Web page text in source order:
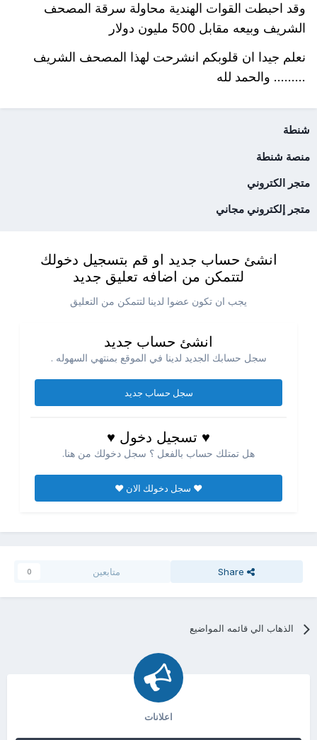
وقد احبطت القوات الهندية محاولة سرقة المصحف
الشريف وبيعه مقابل 500 مليون دولار
نعلم جيدا ان قلوبكم انشرحت لهذا المصحف الشريف
......... والحمد لله
شنطة
منصة شنطة
متجر الكتروني
متجر إلكتروني مجاني
انشئ حساب جديد او قم بتسجيل دخولك
لتتمكن من اضافه تعليق جديد
يجب ان تكون عضوا لدينا لتتمكن من التعليق
انشئ حساب جديد
سجل حسابك الجديد لدينا في الموقع بمنتهي السهوله .
سجل حساب جديد
♥ تسجيل دخول ♥
هل تمتلك حساب بالفعل ؟ سجل دخولك من هنا.
♥ سجل دخولك الان ♥
Share متابعين 0
الذهاب الي قائمه المواضيع
اعلانات